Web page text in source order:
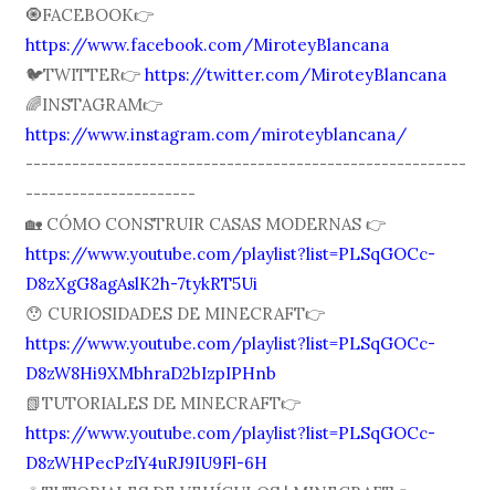
🧿FACEBOOK👉
https://www.facebook.com/MiroteyBlancana
🐦TWITTER👉https://twitter.com/MiroteyBlancana
🌈INSTAGRAM👉
https://www.instagram.com/miroteyblancana/
---------------------------------------------------------
----------------------
🏡 CÓMO CONSTRUIR CASAS MODERNAS 👉
https://www.youtube.com/playlist?list=PLSqGOCc-
D8zXgG8agAslK2h-7tykRT5Ui
😯 CURIOSIDADES DE MINECRAFT👉
https://www.youtube.com/playlist?list=PLSqGOCc-
D8zW8Hi9XMbhraD2bIzpIPHnb
📗TUTORIALES DE MINECRAFT👉
https://www.youtube.com/playlist?list=PLSqGOCc-
D8zWHPecPzlY4uRJ9IU9Fl-6H